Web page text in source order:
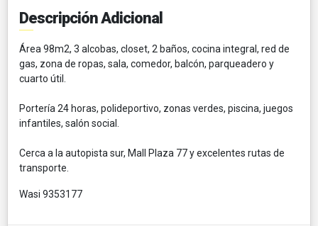
Descripción Adicional
Área 98m2, 3 alcobas, closet, 2 baños, cocina integral, red de
gas, zona de ropas, sala, comedor, balcón, parqueadero y
cuarto útil.
Portería 24 horas, polideportivo, zonas verdes, piscina, juegos
infantiles, salón social.
Cerca a la autopista sur, Mall Plaza 77 y excelentes rutas de
transporte.
Wasi 9353177